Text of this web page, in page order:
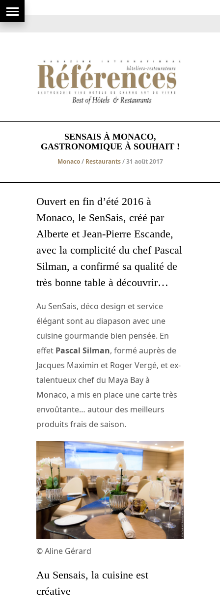
SENSAIS À MONACO,
GASTRONOMIQUE À SOUHAIT !
Monaco/ Restaurants/ 31 août 2017
Ouvert en fin d’été 2016 à
Monaco, le SenSais, créé par
Alberte et Jean-Pierre Escande,
avec la complicité du chef Pascal
Silman, a confirmé sa qualité de
très bonne table à découvrir…
Au SenSais, déco design et service
élégant sont au diapason avec une
cuisine gourmande bien pensée. En
effet Pascal Silman, formé auprès de
Jacques Maximin et Roger Vergé, et ex-
talentueux chef du Maya Bay à
Monaco, a mis en place une carte très
envoûtante… autour des meilleurs
produits frais de saison.
© Aline Gérard
Au Sensais, la cuisine est
créative